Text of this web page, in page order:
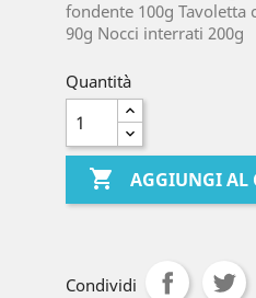
fondente 100g Tavoletta
90g Nocci interrati 200g
Quantità
 AGGIUNGI AL
Condividi